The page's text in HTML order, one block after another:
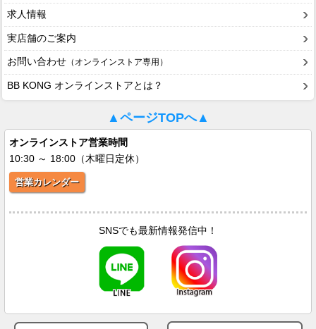
求人情報
実店舗のご案内
お問い合わせ （オンラインストア専用）
BB KONG オンラインストアとは？
▲ページTOPへ▲
オンラインストア営業時間
10:30 ～ 18:00（木曜日定休）
営業カレンダー
SNSでも最新情報発信中！